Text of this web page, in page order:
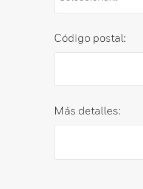
Código postal:
Más detalles: